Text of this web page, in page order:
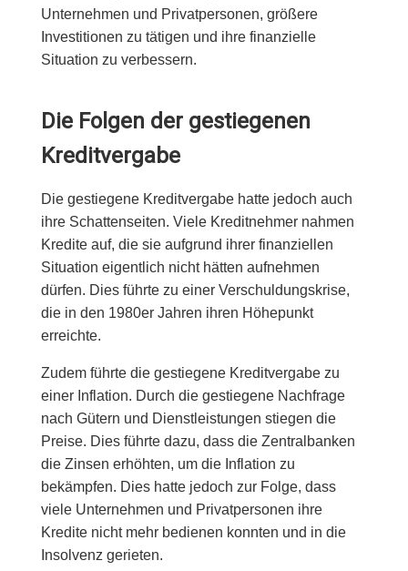
Unternehmen und Privatpersonen, größere
Investitionen zu tätigen und ihre finanzielle
Situation zu verbessern.
Die Folgen der gestiegenen
Kreditvergabe
Die gestiegene Kreditvergabe hatte jedoch auch
ihre Schattenseiten. Viele Kreditnehmer nahmen
Kredite auf, die sie aufgrund ihrer finanziellen
Situation eigentlich nicht hätten aufnehmen
dürfen. Dies führte zu einer Verschuldungskrise,
die in den 1980er Jahren ihren Höhepunkt
erreichte.
Zudem führte die gestiegene Kreditvergabe zu
einer Inflation. Durch die gestiegene Nachfrage
nach Gütern und Dienstleistungen stiegen die
Preise. Dies führte dazu, dass die Zentralbanken
die Zinsen erhöhten, um die Inflation zu
bekämpfen. Dies hatte jedoch zur Folge, dass
viele Unternehmen und Privatpersonen ihre
Kredite nicht mehr bedienen konnten und in die
Insolvenz gerieten.